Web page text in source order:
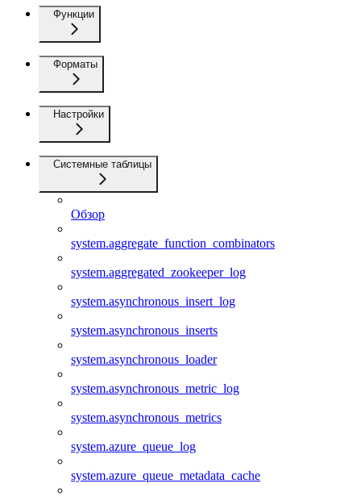
Функции
Форматы
Настройки
Системные таблицы
Обзор
system.aggregate_function_combinators
system.aggregated_zookeeper_log
system.asynchronous_insert_log
system.asynchronous_inserts
system.asynchronous_loader
system.asynchronous_metric_log
system.asynchronous_metrics
system.azure_queue_log
system.azure_queue_metadata_cache